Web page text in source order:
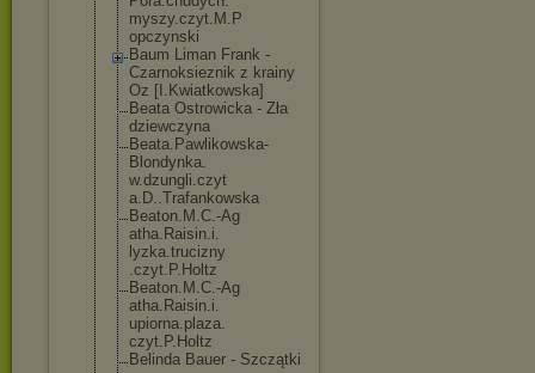
myszy.czyt.M.P
opczynski
Baum Liman Frank -
Czarnoksieznik z krainy
Oz [I.Kwiatkowska]
Beata Ostrowicka - Zła
dziewczyna
Beata.Pawlikowska-
Blondynka.
w.dzungli.czyt
a.D..Trafankowska
Beaton.M.C.-Ag
atha.Raisin.i.
lyzka.trucizny
.czyt.P.Holtz
Beaton.M.C.-Ag
atha.Raisin.i.
upiorna.plaza.
czyt.P.Holtz
Belinda Bauer - Szczątki